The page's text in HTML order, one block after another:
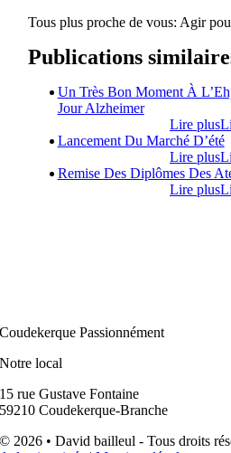
Tous plus proche de vous: Agir
Publications
Un Très Bon Moment À
Jour Alzheimer
Lire plus
Lancement Du Marché D’été
Lire plus
Remise Des Diplômes Des
Lire plus
Coudekerque Passionnément
Notre local
15 rue Gustave Fontaine
59210 Coudekerque-Branche
© 2026 • David bailleul - Tous droits